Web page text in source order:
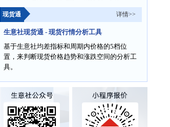
现货通 详情>>
生意社现货通 - 现货行情分析工具
基于生意社均差指标和周期内价格的5档位
置，来判断现货价格趋势和涨跌空间的分析工
具。